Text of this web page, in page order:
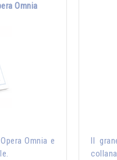
Omnia
Omnia e
Il